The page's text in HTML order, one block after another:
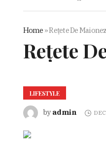
Home »Reţete De
Reţete
LIFESTYLE
by admin